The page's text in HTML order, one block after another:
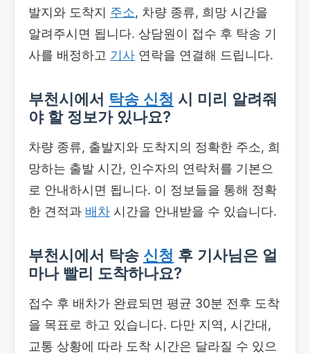
발지와 도착지 주소, 차량 종류, 희망 시간을
알려주시면 됩니다. 상담원이 접수 후 탁송 기
사를 배정하고 기사 연락을 연결해 드립니다.
부천시에서 탁송 신청 시 미리 알려줘
야 할 정보가 있나요?
차량 종류, 출발지와 도착지의 정확한 주소, 희
망하는 출발 시간, 인수자의 연락처를 기본으
로 안내하시면 됩니다. 이 정보들을 통해 정확
한 견적과 배차 시간을 안내받을 수 있습니다.
부천시에서 탁송 신청 후 기사님은 얼
마나 빨리 도착하나요?
접수 후 배차가 완료되면 평균 30분 전후 도착
을 목표로 하고 있습니다. 다만 지역, 시간대,
교통 상황에 따라 도착 시간은 달라질 수 있으